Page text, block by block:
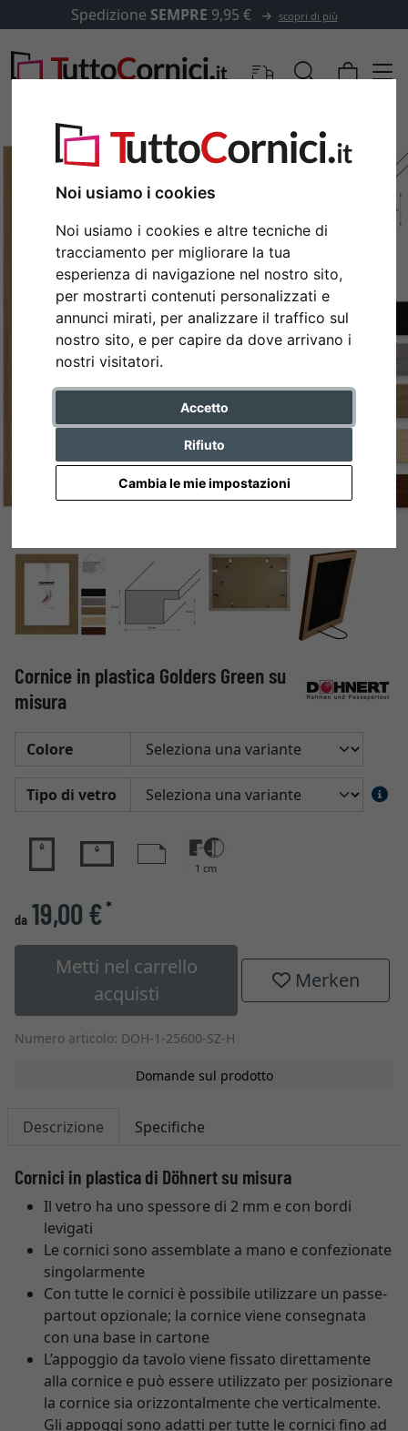
Noi usiamo i cookies
Noi usiamo i cookies e altre tecniche di
tracciamento per migliorare la tua
esperienza di navigazione nel nostro sito,
per mostrarti contenuti personalizzati e
annunci mirati, per analizzare il traffico sul
nostro sito, e per capire da dove arrivano i
nostri visitatori.
Accetto
Rifiuto
Cambia le mie impostazioni
Spedizione SEMPRE 9,95 € scopri di più
Indietro
Cornice in plastica Golders Green su
misura
Colore
Tipo di vetro
1 cm
da 19,00 €*
Metti nel carrello
acquisti
Merken
Numero articolo: DOH-1-25600-SZ-H
Domande sul prodotto
Descrizione Specifiche
Cornici in plastica di Döhnert su misura
Il vetro ha uno spessore di 2 mm e con bordi
levigati
Le cornici sono assemblate a mano e confezionate
singolarmente
Con tutte le cornici è possibile utilizzare un passe-
partout opzionale; la cornice viene consegnata
con una base in cartone
L’appoggio da tavolo viene fissato direttamente
alla cornice e può essere utilizzato per posizionare
la cornice sia orizzontalmente che verticalmente.
Gli appoggi sono adatti per tutte le cornici fino ad